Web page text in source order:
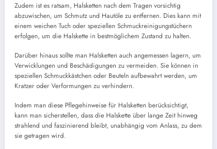
Zudem ist es ratsam, Halsketten nach dem Tragen vorsichtig
abzuwischen, um Schmutz und Hautöle zu entfernen. Dies kann mit
einem weichen Tuch oder speziellen Schmuckreinigungstüchern
erfolgen, um die Halskette in bestmöglichem Zustand zu halten.
Darüber hinaus sollte man Halsketten auch angemessen lagern, um
Verwicklungen und Beschädigungen zu vermeiden. Sie können in
speziellen Schmuckkästchen oder Beuteln aufbewahrt werden, um
Kratzer oder Verformungen zu verhindern.
Indem man diese Pflegehinweise für Halsketten berücksichtigt,
kann man sicherstellen, dass die Halskette über lange Zeit hinweg
strahlend und faszinierend bleibt, unabhängig vom Anlass, zu dem
sie getragen wird.